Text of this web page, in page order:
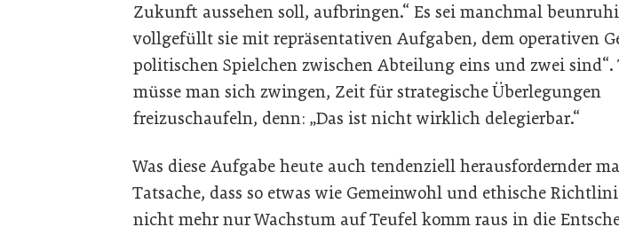
Zukunft aussehen soll, aufbringen.“ Es sei manchmal
vollgefüllt sie mit repräsentativen Aufgaben, dem operativen
politischen Spielchen zwischen Abteilung eins und zwei sind“.
müsse man sich zwingen, Zeit für strategische Überlegungen
freizuschaufeln, denn: „Das ist nicht wirklich delegierbar.“
Was diese Aufgabe heute auch tendenziell herausfordernder
Tatsache, dass so etwas wie Gemeinwohl und ethische
nicht mehr nur Wachstum auf Teufel komm raus in die